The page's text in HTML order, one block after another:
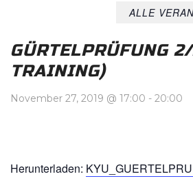
ALLE
GÜRTELPRÜFUNG
TRAINING)
November 27, 2019 @ 17:00 - 20:00
Herunterladen: